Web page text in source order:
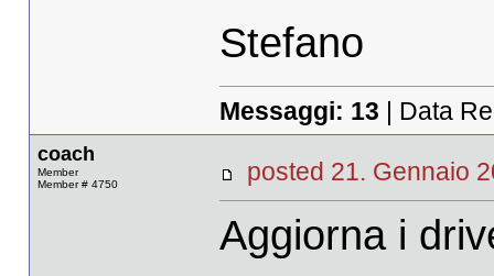
Stefano
Messaggi: 13 | Data
coach
Member
Member # 4750
posted 21.
Aggiorna i